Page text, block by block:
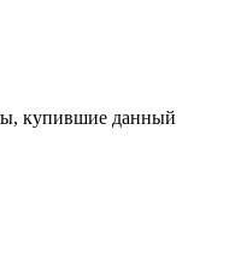
купившие данный